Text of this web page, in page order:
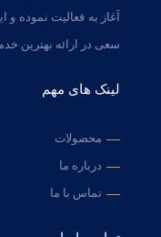
آغاز به فعالیت نموده
سعی در ارائه بهترین
لینک های مهم
محصولات
درباره ما
تماس با ما